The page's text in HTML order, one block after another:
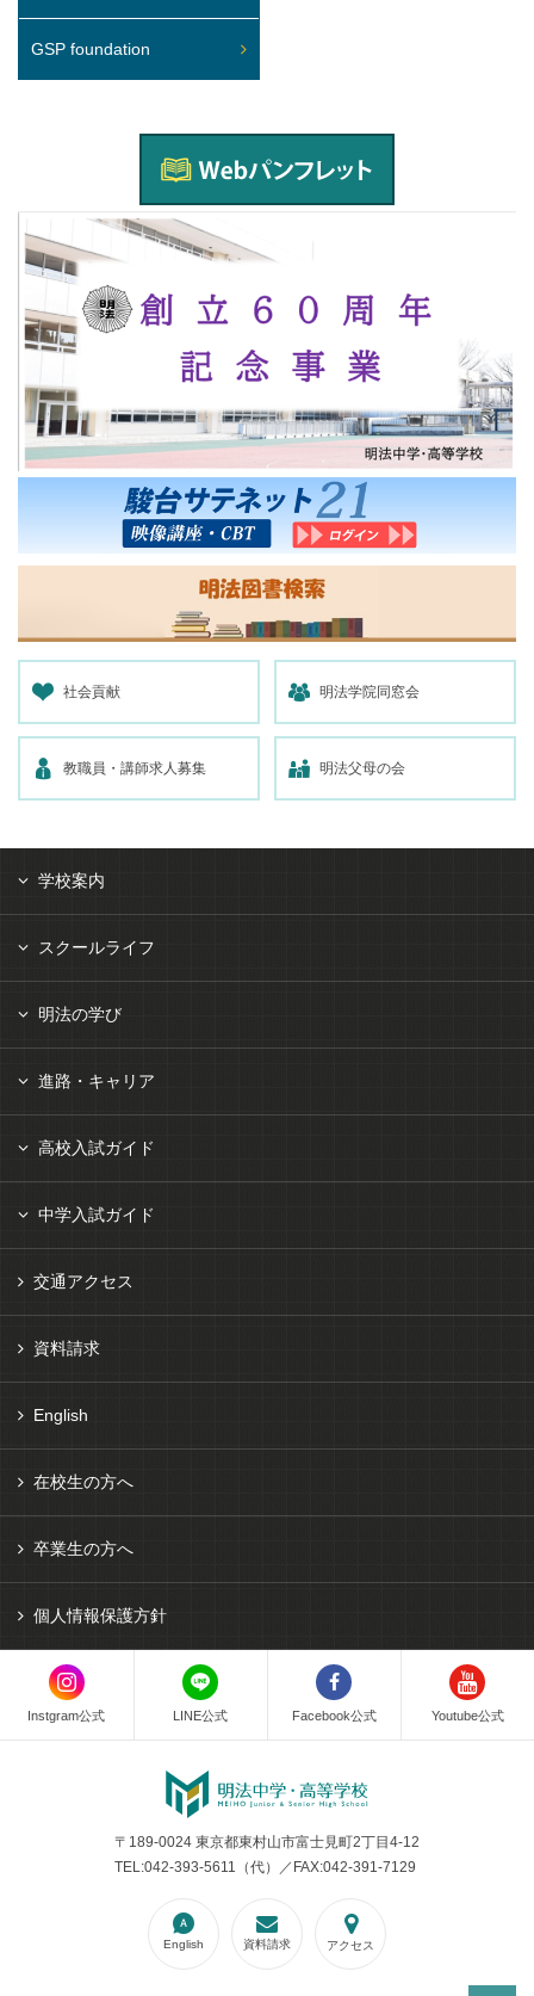
GSP foundation
社会貢献 明法学院同窓会
教職員・講師求人募集 明法父母の会
Instgram公式 LINE公式 Facebook公式 Youtube公式
学校案内
スクールライフ
明法の学び
進路・キャリア
高校入試ガイド
中学入試ガイド
交通アクセス
資料請求
English
在校生の方へ
卒業生の方へ
個人情報保護方針
〒189-0024 東京都東村山市富士見町2丁目4-12
TEL:042-393-5611（代）／FAX:042-391-7129
English 資料請求 アクセス